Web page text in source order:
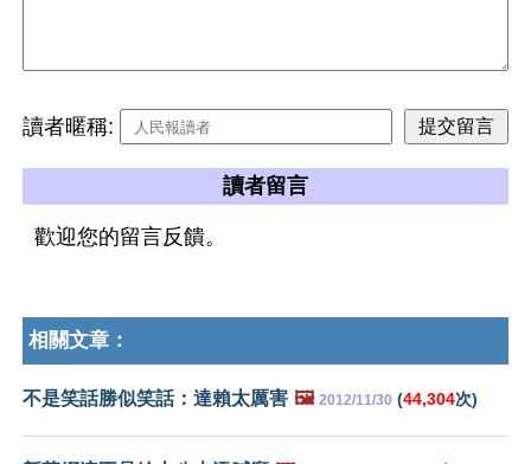
讀者暱稱:
讀者留言
歡迎您的留言反饋。
相關文章：
不是笑話勝似笑話：達賴太厲害 🖼️ 2012/11/30 (44,304次)